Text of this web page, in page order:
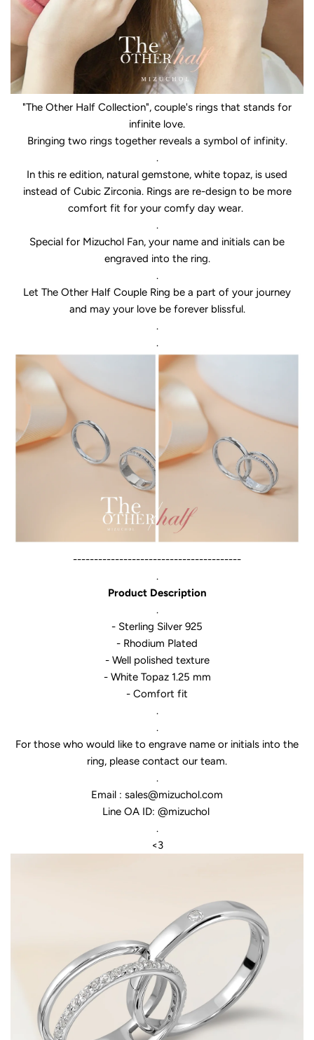
"The Other Half Collection", couple's rings that stands for
infinite love.
Bringing two rings together reveals a symbol of infinity.
.
In this re edition, natural gemstone, white topaz, is used
instead of Cubic Zirconia. Rings are re-design to be more
comfort fit for your comfy day wear.
.
Special for Mizuchol Fan, your name and initials can be
engraved into the ring.
.
Let The Other Half Couple Ring be a part of your journey
and may your love be forever blissful.
.
.
----------------------------------------
.
Product Description
.
- Sterling Silver 925
- Rhodium Plated
- Well polished texture
- White Topaz 1.25 mm
- Comfort fit
.
.
For those who would like to engrave name or initials into the
ring, please contact our team.
.
Email : sales@mizuchol.com
Line OA ID: @mizuchol
.
<3